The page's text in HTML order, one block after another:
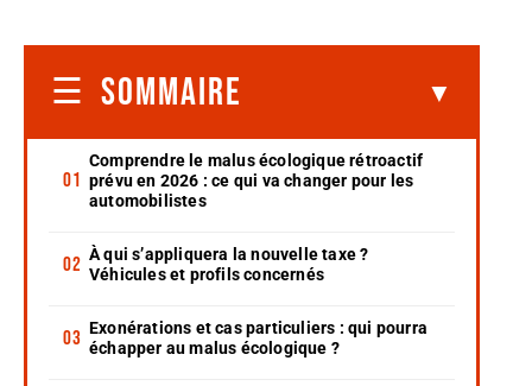
SOMMAIRE
Comprendre le malus écologique rétroactif
prévu en 2026 : ce qui va changer pour les
automobilistes
À qui s’appliquera la nouvelle taxe ?
Véhicules et profils concernés
Exonérations et cas particuliers : qui pourra
échapper au malus écologique ?